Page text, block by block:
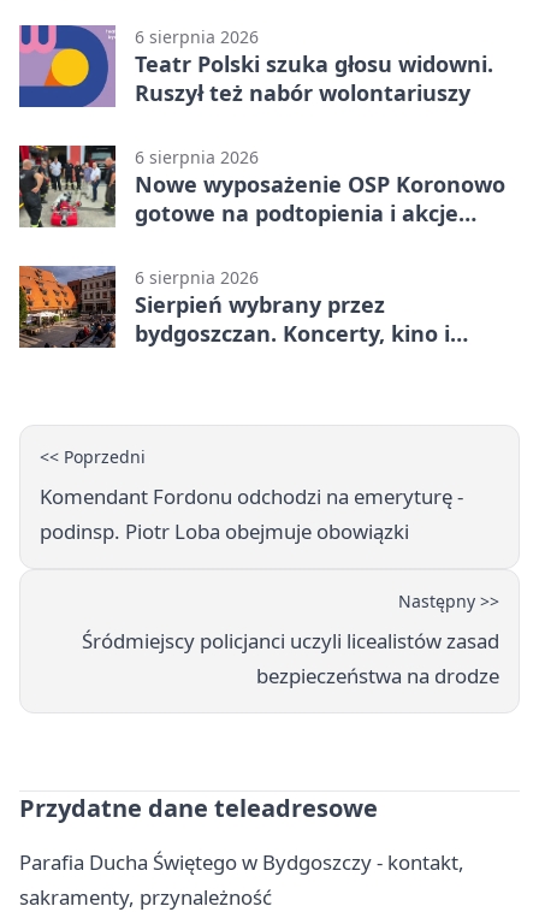
6 sierpnia 2026
Teatr Polski szuka głosu widowni.
Ruszył też nabór wolontariuszy
6 sierpnia 2026
Nowe wyposażenie OSP Koronowo
gotowe na podtopienia i akcje
6 sierpnia 2026
Sierpień wybrany przez
bydgoszczan. Koncerty, kino i
<< Poprzedni
Komendant Fordonu odchodzi na emeryturę -
podinsp. Piotr Loba obejmuje obowiązki
Następny >>
Śródmiejscy policjanci uczyli licealistów zasad
bezpieczeństwa na drodze
Przydatne dane teleadresowe
Parafia Ducha Świętego w Bydgoszczy - kontakt,
sakramenty, przynależność